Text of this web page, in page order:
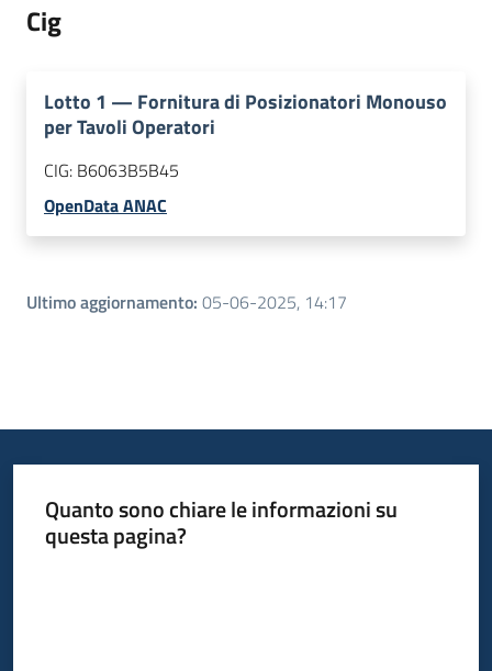
Cig
Lotto 1 — Fornitura di Posizionatori Monouso
per Tavoli Operatori
CIG: B6063B5B45
OpenData ANAC
Ultimo aggiornamento: 05-06-2025, 14:17
Quanto sono chiare le informazioni su
questa pagina?